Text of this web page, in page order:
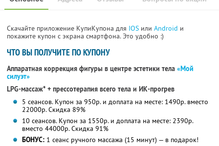
Скачайте приложение КупиКупона для IOS или Android и
покажите купон с экрана смартфона. Это удобно :)
ЧТО ВЫ ПОЛУЧИТЕ ПО КУПОНУ
Аппаратная коррекция фигуры в центре эстетики тела «Мой
силуэт»
LPG-массаж* + прессотерапия всего тела и ИК-прогрев
5 сеансов. Купон за 950р. и доплата на месте: 1490р. вместо
22000р. Скидка 89%
10 сеансов. Купон за 1550р. и доплата на месте: 2390р.
вместо 44000р. Скидка 91%
БОНУС:1 сеанс ручного массажа (15 минут) — в подарок!